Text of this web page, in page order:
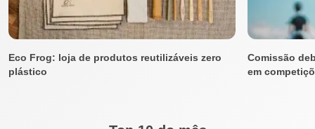
Eco Frog: loja de produtos reutilizáveis zero
plástico
Comissão
em